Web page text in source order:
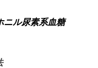
ニル尿素系血糖